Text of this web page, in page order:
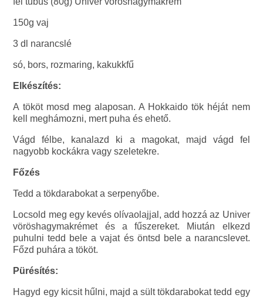
150g vaj
3 dl narancslé
só, bors, rozmaring, kakukkfű
Elkészítés:
A tököt mosd meg alaposan. A Hokkaido tök héját nem
kell meghámozni, mert puha és ehető.
Vágd félbe, kanalazd ki a magokat, majd vágd fel
nagyobb kockákra vagy szeletekre.
Főzés
Tedd a tökdarabokat a serpenyőbe.
Locsold meg egy kevés olívaolajjal, add hozzá az Univer
vöröshagymakrémet és a fűszereket. Miután elkezd
puhulni tedd bele a vajat és öntsd bele a narancslevet.
Főzd puhára a tököt.
Pürésítés:
Hagyd egy kicsit hűlni, majd a sült tökdarabokat tedd egy